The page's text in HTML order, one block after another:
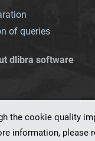
of queries
dlibra software
the cookie quality
information, please